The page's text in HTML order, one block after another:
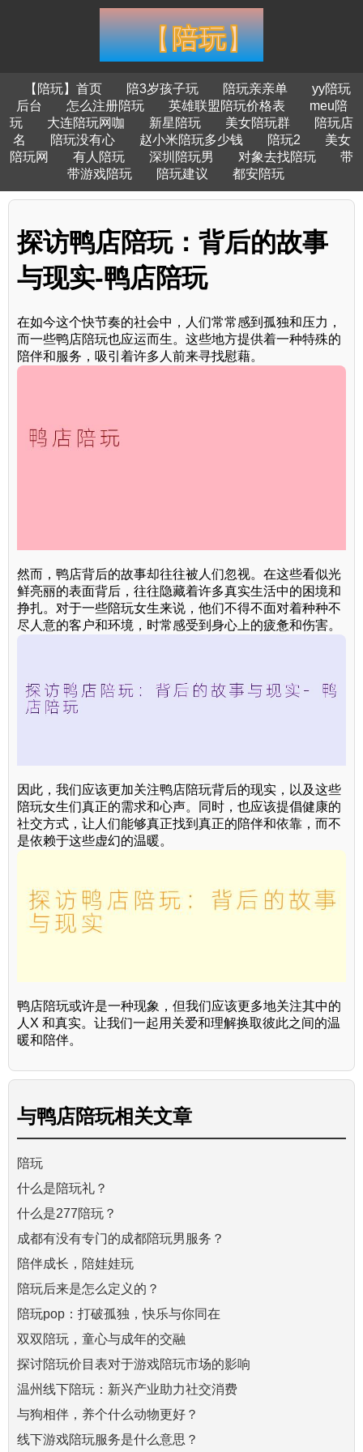
【陪玩】首页 陪3岁孩子玩 陪玩亲亲单
yy陪玩
后台
怎么注册陪玩 英雄联盟陪玩价格表
meu陪
玩
大连陪玩网咖 新星陪玩 美女陪玩群
陪玩店
名
陪玩没有心 赵小米陪玩多少钱 陪玩2
美女
陪玩网
有人陪玩 深圳陪玩男 对象去找陪玩
带
带游戏陪玩
陪玩建议 都安陪玩
探访鸭店陪玩：背后的故事
与现实-鸭店陪玩
在如今这个快节奏的社会中，人们常常感到孤独和压力，
而一些鸭店陪玩也应运而生。这些地方提供着一种特殊的
陪伴和服务，吸引着许多人前来寻找慰藉。
然而，鸭店背后的故事却往往被人们忽视。在这些看似光
鲜亮丽的表面背后，往往隐藏着许多真实生活中的困境和
挣扎。对于一些陪玩女生来说，他们不得不面对着种种不
尽人意的客户和环境，时常感受到身心上的疲惫和伤害。
因此，我们应该更加关注鸭店陪玩背后的现实，以及这些
陪玩女生们真正的需求和心声。同时，也应该提倡健康的
社交方式，让人们能够真正找到真正的陪伴和依靠，而不
是依赖于这些虚幻的温暖。
鸭店陪玩或许是一种现象，但我们应该更多地关注其中的
人X 和真实。让我们一起用关爱和理解换取彼此之间的温
暖和陪伴。
与鸭店陪玩相关文章
陪玩
什么是陪玩礼？
什么是277陪玩？
成都有没有专门的成都陪玩男服务？
陪伴成长，陪娃娃玩
陪玩后来是怎么定义的？
陪玩pop：打破孤独，快乐与你同在
双双陪玩，童心与成年的交融
探讨陪玩价目表对于游戏陪玩市场的影响
温州线下陪玩：新兴产业助力社交消费
与狗相伴，养个什么动物更好？
线下游戏陪玩服务是什么意思？